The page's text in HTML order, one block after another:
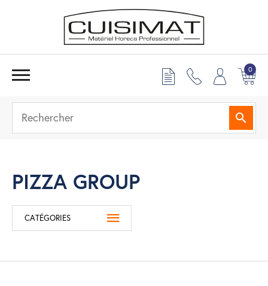
0
PIZZA GROUP
CATÉGORIES